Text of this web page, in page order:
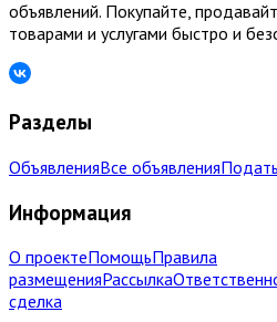
объявлений. Покупайте,
товарами и услугами быстро и
Разделы
ОбъявленияВсе объявления
Информация
О проектеПомощьПравила
размещенияРассылка
сделка